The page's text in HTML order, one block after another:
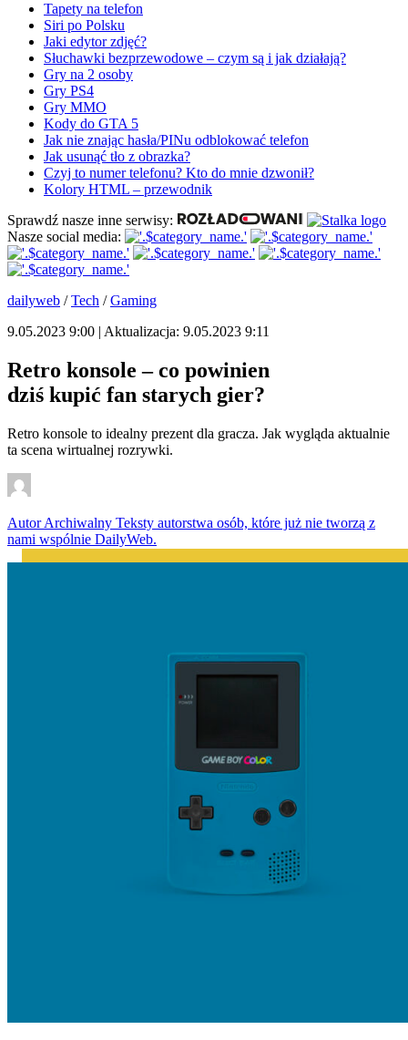
Tapety na telefon
Siri po Polsku
Jaki edytor zdjęć?
Słuchawki bezprzewodowe – czym są i jak działają?
Gry na 2 osoby
Gry PS4
Gry MMO
Kody do GTA 5
Jak nie znając hasła/PINu odblokować telefon
Jak usunąć tło z obrazka?
Czyj to numer telefonu? Kto do mnie dzwonił?
Kolory HTML – przewodnik
Sprawdź nasze inne serwisy:
Nasze social media:
dailyweb /Tech /Gaming
9.05.2023 9:00 | Aktualizacja: 9.05.2023 9:11
Retro konsole – co powinien
dziś kupić fan starych gier?
Retro konsole to idealny prezent dla gracza. Jak wygląda aktualnie
ta scena wirtualnej rozrywki.
Autor Archiwalny Teksty autorstwa osób, które już nie tworzą z
nami wspólnie DailyWeb.